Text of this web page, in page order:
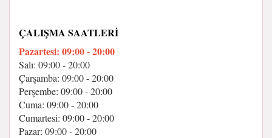
ÇALIŞMA SAATLERI
Pazartesi: 09:00 - 20:00
Salı: 09:00 - 20:00
Çarşamba: 09:00 - 20:00
Perşembe: 09:00 - 20:00
Cuma: 09:00 - 20:00
Cumartesi: 09:00 - 20:00
Pazar: 09:00 - 20:00